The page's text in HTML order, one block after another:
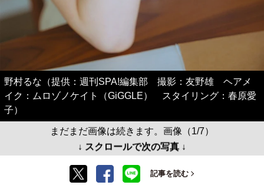
野村るな（提供：週刊SPA!編集部 撮影：友野雄 ヘアメ
イク：ムロゾノケイト（GiGGLE） スタイリング：春原愛
子）
まだまだ画像は続きます。画像（1/7）
↓ スクロールで次の写真 ↓
記事を読む